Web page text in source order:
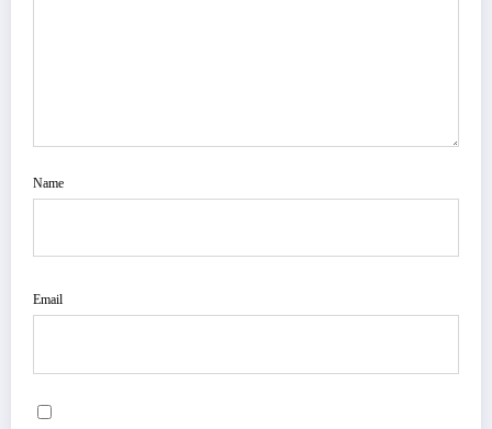
Name
Email